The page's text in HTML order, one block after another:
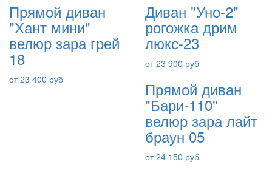
Прямой диван
"Хант мини"
велюр зара грей
18
от 23 400 руб
Диван "Уно-2"
рогожка дрим
люкс-23
от 23 900 руб
Прямой диван
"Бари-110"
велюр зара лайт
браун 05
от 24 150 руб